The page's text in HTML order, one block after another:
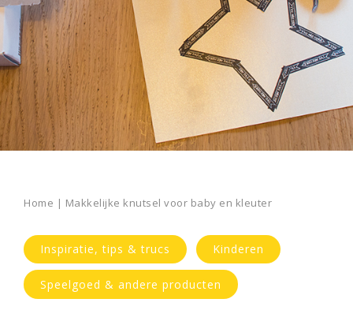
Home | Makkelijke knutsel voor baby en kleuter
Inspiratie, tips & trucs Kinderen
Speelgoed & andere producten